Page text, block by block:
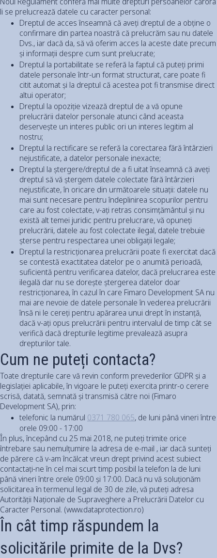
li se prelucrează datele cu caracter personal:
Dreptul de acces înseamnă că aveți dreptul de a obține o
confirmare din partea noastră că prelucrăm sau nu datele
Dvs., iar dacă da, să vă oferim acces la aceste date precum
și informații despre cum sunt prelucrate;
Dreptul la portabilitate se referă la faptul că puteți primi
datele personale într-un format structurat, care poate fi
citit automat și la dreptul că acestea pot fi transmise direct
altui operator;
Dreptul la opoziție vizează dreptul de a vă opune
prelucrării datelor personale atunci când aceasta
deservește un interes public ori un interes legitim al
nostru;
Dreptul la rectificare se referă la corectarea fără întârzieri
nejustificate, a datelor personale inexacte;
Dreptul la ștergere/dreptul de a fi uitat înseamnă că aveți
dreptul să vă ștergem datele colectate fără întârzieri
nejustificate, în oricare din următoarele situații: datele nu
mai sunt necesare pentru îndeplinirea scopurilor pentru
care au fost colectate, v-ați retras consimțământul și nu
există alt temei juridic pentru prelucrare, vă opuneți
prelucrării, datele au fost colectate ilegal, datele trebuie
șterse pentru respectarea unei obligații legale;
Dreptul la restricționarea prelucrării poate fi exercitat dacă
se contestă exactitatea datelor pe o anumită perioadă,
suficientă pentru verificarea datelor, dacă prelucrarea este
ilegală dar nu se dorește ștergerea datelor doar
restricționarea, în cazul în care Fimaro Development SA nu
mai are nevoie de datele personale în vederea prelucrării
însă ni le cereți pentru apărarea unui drept în instanță,
dacă v-ați opus prelucrării pentru intervalul de timp cât se
verifică dacă drepturile legitime prevalează asupra
drepturilor tale.
Cum ne puteți contacta?
Toate drepturile care vă revin conform prevederilor GDPR și a
legislației aplicabile, în vigoare le puteți exercita printr-o cerere
scrisă, datată, semnată și transmisă către noi (Fimaro
Development SA), prin:
telefonic la numărul 0371 780 065, de luni până vineri între
orele 09:00 - 17:00
În plus, începând cu 25 mai 2018, ne puteți trimite orice
întrebare sau nemulțumire la adresa de e-mail , iar dacă sunteți
de părere că v-am încălcat vreun drept privind acest subiect
contactați-ne în cel mai scurt timp posibil la telefon la de luni
până vineri între orele 09:00 și 17:00. Dacă nu vă soluționăm
solicitarea în termenul legal de 30 de zile, vă puteți adresa
Autorității Naționale de Supraveghere a Prelucrării Datelor cu
Caracter Personal. (www.dataprotection.ro)
În cât timp răspundem la
solicitările primite de la Dvs?